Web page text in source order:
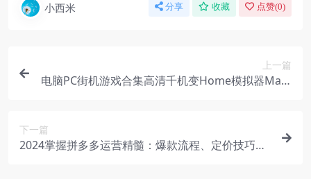
小西米 分享 收藏 点赞(0)
上一篇
电脑PC街机游戏合集高清千机变Home模拟器Mam
下一篇
2024掌握拼多多运营精髓：爆款流程、定价技巧与